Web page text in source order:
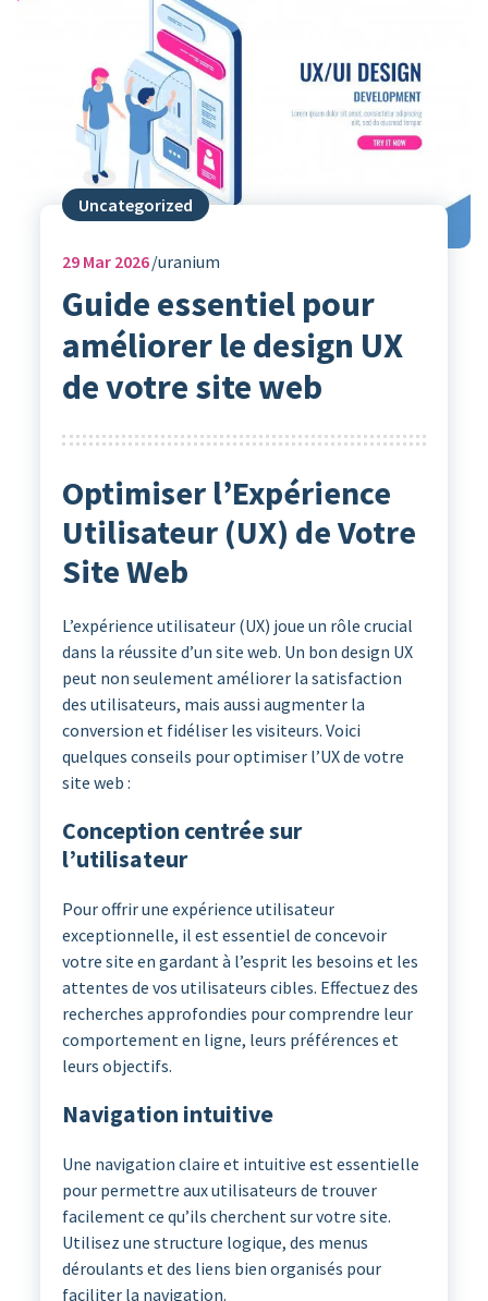
Uncategorized
29Mar 2026 uranium
Guide essentiel pour
améliorer le design UX
de votre site web
Optimiser l’Expérience
Utilisateur (UX) de Votre
Site Web
L’expérience utilisateur (UX) joue un rôle crucial
dans la réussite d’un site web. Un bon design UX
peut non seulement améliorer la satisfaction
des utilisateurs, mais aussi augmenter la
conversion et fidéliser les visiteurs. Voici
quelques conseils pour optimiser l’UX de votre
site web :
Conception centrée sur
l’utilisateur
Pour offrir une expérience utilisateur
exceptionnelle, il est essentiel de concevoir
votre site en gardant à l’esprit les besoins et les
attentes de vos utilisateurs cibles. Effectuez des
recherches approfondies pour comprendre leur
comportement en ligne, leurs préférences et
leurs objectifs.
Navigation intuitive
Une navigation claire et intuitive est essentielle
pour permettre aux utilisateurs de trouver
facilement ce qu’ils cherchent sur votre site.
Utilisez une structure logique, des menus
déroulants et des liens bien organisés pour
faciliter la navigation.